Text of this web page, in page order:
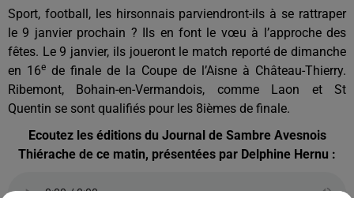
Sport, football, les hirsonnais parviendront-ils à se rattraper
le 9 janvier prochain ? Ils en font le vœu à l’approche des
fêtes. Le 9 janvier, ils joueront le match reporté de dimanche
en 16e de finale de la Coupe de l’Aisne à Château-Thierry.
Ribemont, Bohain-en-Vermandois, comme Laon et St
Quentin se sont qualifiés pour les 8ièmes de finale.
Ecoutez les éditions du Journal de Sambre Avesnois
Thiérache de ce matin, présentées par Delphine Hernu :